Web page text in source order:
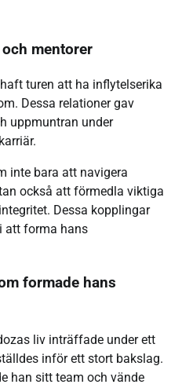
mentorer
turen att ha inflytelserika
Dessa relationer gav
uppmuntran under
inte bara att navigera
också att förmedla viktiga
Dessa kopplingar
att forma hans
formade hans
liv inträffade under ett
inför ett stort bakslag.
han sitt team och vände